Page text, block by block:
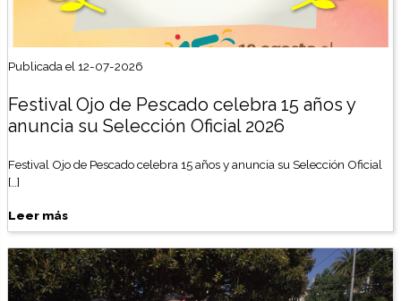
Publicada el 12-07-2026
Festival Ojo de Pescado celebra 15 años y
anuncia su Selección Oficial 2026
Festival Ojo de Pescado celebra 15 años y anuncia su Selección Oficial
[…]
Leer más